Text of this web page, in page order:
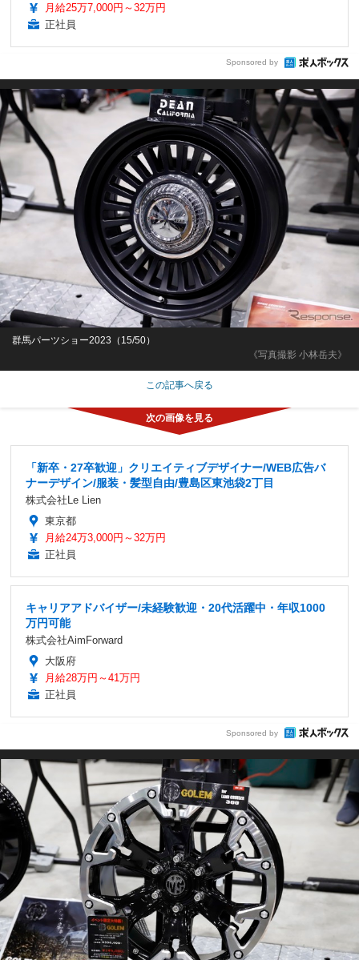
月給25万7,000円～32万円
正社員
Sponsored by
《写真撮影 小林岳夫》
群馬パーツショー2023（15/50）
この記事へ戻る
「新卒・27卒歓迎」クリエイティブデザイナー/WEB広告バ
ナーデザイン/服装・髪型自由/豊島区東池袋2丁目
株式会社Le Lien
東京都
月給24万3,000円～32万円
正社員
キャリアアドバイザー/未経験歓迎・20代活躍中・年収1000
万円可能
株式会社AimForward
大阪府
月給28万円～41万円
正社員
Sponsored by